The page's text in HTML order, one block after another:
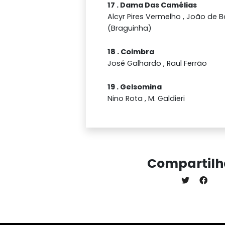
17 . Dama Das Camélias
Alcyr Pires Vermelho , João de
(Braguinha)
18 . Coimbra
José Galhardo , Raul Ferrão
19 . Gelsomina
Nino Rota , M. Galdieri